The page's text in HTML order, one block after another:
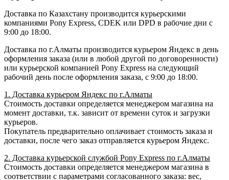
Доставка по Казахстану производится курьерскими
компаниями Pony Express, CDEK или DPD в рабочие дни с
9:00 до 18:00.
Доставка по г.Алматы производится курьером Яндекс в день
оформления заказа (или в любой другой по договоренности)
или курьерской компанией Pony Express на следующий
рабочий день после оформления заказа, с 9:00 до 18:00.
1. Доставка курьером Яндекс по г.Алматы
Стоимость доставки определяется менеджером магазина на
момент доставки, т.к. зависит от времени суток и загрузки
курьеров.
Покупатель предварительно оплачивает стоимость заказа и
доставки, после чего заказ отправляется курьером Яндекс.
2. Доставка курьерской службой Pony Express по г.Алматы
Стоимость доставки определяется менеджером магазина в
соответствии с параметрами согласованного заказа: вес,